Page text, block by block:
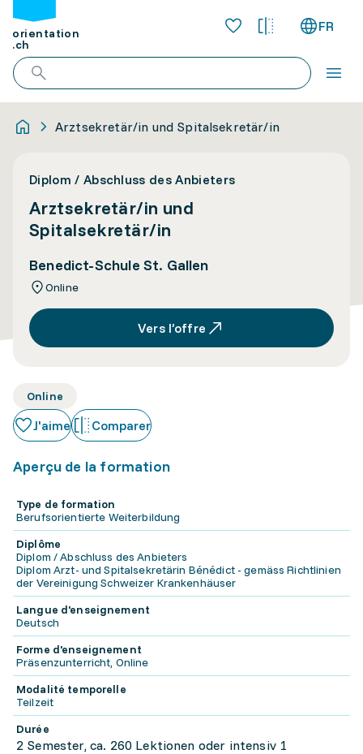
orientation
.ch
FR
Arztsekretär/in und Spitalsekretär/in
Diplom / Abschluss des Anbieters
Arztsekretär/in und
Spitalsekretär/in
Benedict-Schule St. Gallen
Online
Vers l’offre
Online
J'aime Comparer
Aperçu de la formation
Type de formation
Berufsorientierte Weiterbildung
Diplôme
Diplom / Abschluss des Anbieters
Diplom Arzt- und Spitalsekretärin Bénédict - gemäss Richtlinien
der Vereinigung Schweizer Krankenhäuser
Langue d'enseignement
Deutsch
Forme d'enseignement
Präsenzunterricht, Online
Modalité temporelle
Teilzeit
Durée
2 Semester, ca. 260 Lektionen oder intensiv 1